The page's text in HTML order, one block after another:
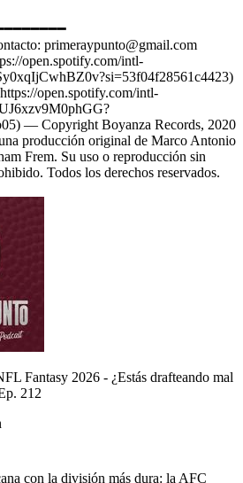
primeraypunto@gmail.com
open.spotify.com/intl-
open.spotify.com/intl-
— Copyright Boyanza Records, 2020
producción original de Marco Antonio
Frem. Su uso o reproducción sin
Todos los derechos reservados.
Fantasy 2026 - ¿Estás drafteando mal
212
con la división más dura: la AFC